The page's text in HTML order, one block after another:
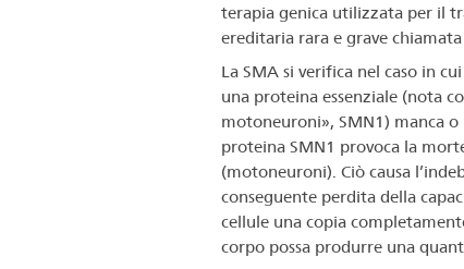
terapia genica utilizzata per il
ereditaria rara e grave
La SMA si verifica nel caso in
una proteina essenziale (nota
motoneuroni», SMN1) manca o
proteina SMN1 provoca la
(motoneuroni). Ciò causa
conseguente perdita della
cellule una copia
corpo possa produrre una